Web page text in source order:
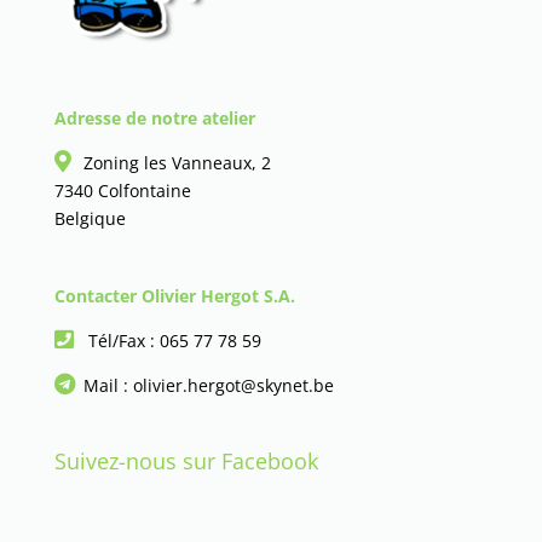
Adresse de notre atelier
Zoning les Vanneaux, 2
7340 Colfontaine
Belgique
Contacter Olivier Hergot S.A.
Tél/Fax : 065 77 78 59
Mail : olivier.hergot@skynet.be
Suivez-nous sur Facebook